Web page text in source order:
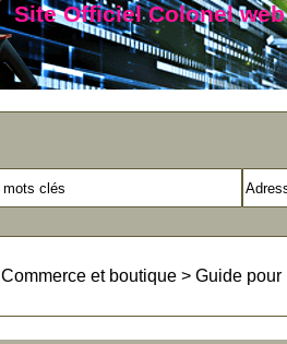
Site Officiel Colonel
Commerce et boutique > Guide pour